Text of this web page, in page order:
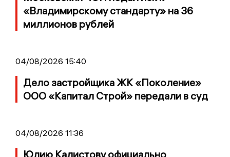
«Владимирскому стандарту» на 36
миллионов рублей
04/08/2026 15:40
Дело застройщика ЖК «Поколение»
ООО «Капитал Строй» передали в суд
04/08/2026 11:36
Юлию Калистову официально